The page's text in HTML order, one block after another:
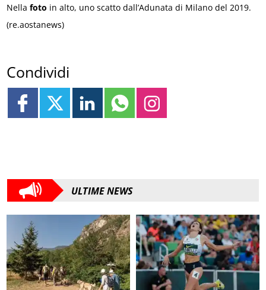
Nella foto in alto, uno scatto dall’Adunata di Milano del 2019.
(re.aostanews)
Condividi
ULTIME NEWS